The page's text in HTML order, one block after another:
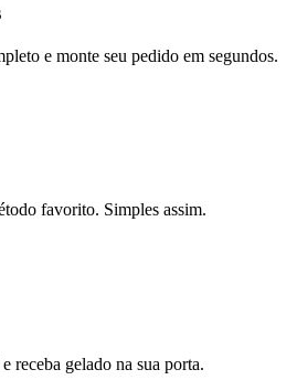
e monte seu pedido em segundos.
favorito. Simples assim.
receba gelado na sua porta.